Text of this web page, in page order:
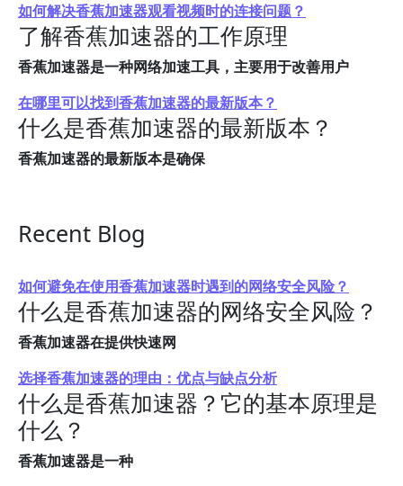
如何解决香蕉加速器观看视频时的连接问题？
了解香蕉加速器的工作原理
香蕉加速器是一种网络加速工具，主要用于改善用户
在哪里可以找到香蕉加速器的最新版本？
什么是香蕉加速器的最新版本？
香蕉加速器的最新版本是确保
Recent Blog
如何避免在使用香蕉加速器时遇到的网络安全风险？
什么是香蕉加速器的网络安全风险？
香蕉加速器在提供快速网
选择香蕉加速器的理由：优点与缺点分析
什么是香蕉加速器？它的基本原理是
什么？
香蕉加速器是一种